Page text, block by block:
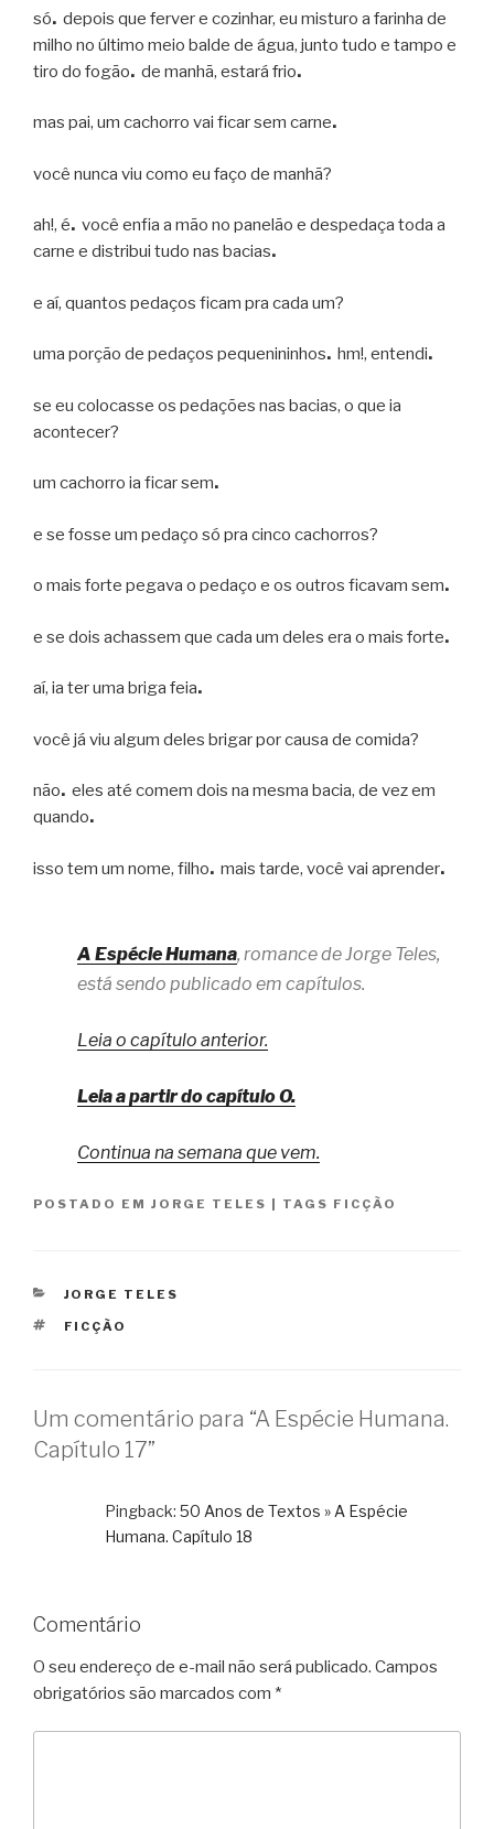
só. depois que ferver e cozinhar, eu misturo a farinha de
milho no último meio balde de água, junto tudo e tampo e
tiro do fogão. de manhã, estará frio.
mas pai, um cachorro vai ficar sem carne.
você nunca viu como eu faço de manhã?
ah!, é. você enfia a mão no panelão e despedaça toda a
carne e distribui tudo nas bacias.
e aí, quantos pedaços ficam pra cada um?
uma porção de pedaços pequenininhos. hm!, entendi.
se eu colocasse os pedações nas bacias, o que ia
acontecer?
um cachorro ia ficar sem.
e se fosse um pedaço só pra cinco cachorros?
o mais forte pegava o pedaço e os outros ficavam sem.
e se dois achassem que cada um deles era o mais forte.
aí, ia ter uma briga feia.
você já viu algum deles brigar por causa de comida?
não. eles até comem dois na mesma bacia, de vez em
quando.
isso tem um nome, filho. mais tarde, você vai aprender.
A Espécie Humana, romance de Jorge Teles,
está sendo publicado em capítulos.
Leia o capítulo anterior.
Leia a partir do capítulo O.
Continua na semana que vem.
POSTADO EM JORGE TELES TAGS FICÇÃO
CATEGORIAS
JORGE TELES
TAGS
FICÇÃO
Um comentário para “A Espécie Humana.
Capítulo 17”
Pingback: 50 Anos de Textos » A Espécie
Humana. Capítulo 18
Comentário
O seu endereço de e-mail não será publicado. Campos
obrigatórios são marcados com *